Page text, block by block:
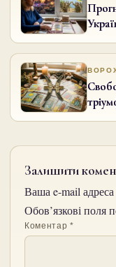
від
Залишити
Ваша e-mail
Обов’язкові поля
Коментар*